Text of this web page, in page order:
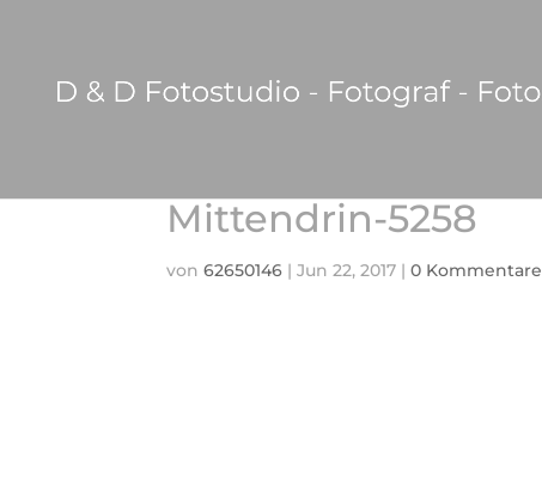
Mittendrin-5258
von 62650146 | Jun 22, 2017 | 0 Kommentare